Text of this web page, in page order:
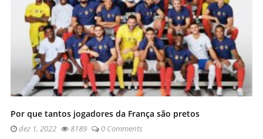
Por que tantos jogadores da França são pretos
dez 1, 2022 8189
0 Comments